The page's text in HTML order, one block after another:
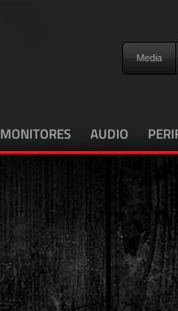
Media
MONITORES AUDIO